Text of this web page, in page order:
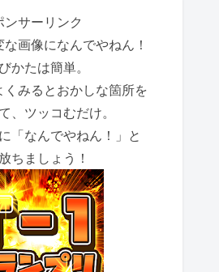
ンサーリンク
画像になんでやねん！
かたは簡単。
みるとおかしな箇所を
、ツッコむだけ。
「なんでやねん！」と
ちましょう！